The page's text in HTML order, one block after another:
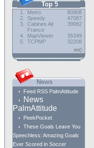
Top 5
1. Metro
80908
2. Speedy
47087
3. Cabines Air
France
39982
4. MapViewer
35349
5. TCPMP 32208
News
Feed RSS PalmAttitude
News
PalmAttitude
PeekPocket
These Goals Leave You
Speechless: Amazing Goals
Ever Scored in Soccer